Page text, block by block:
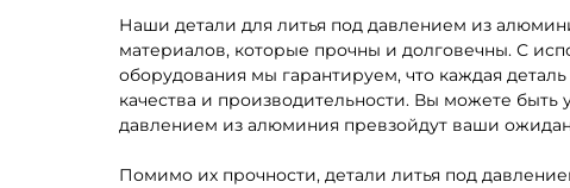
Наши детали для литья под давлением из
материалов, которые прочны и долговечны. С
оборудования мы гарантируем, что каждая
качества и производительности. Вы можете быть
давлением из алюминия превзойдут ваши
Помимо их прочности, детали литья под